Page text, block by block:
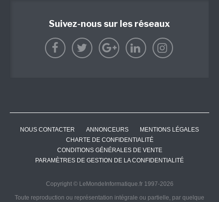
Suivez-nous sur les réseaux
NOUS CONTACTER ANNONCEURS
MENTIONS LÉGALES
CHARTE DE CONFIDENTIALITÉ
CONDITIONS GÉNÉRALES DE VENTE
PARAMÈTRES DE GESTION DE LA CONFIDENTIALITÉ
Copyright © LeMondeInformatique.fr 1997-2026
Toute reproduction ou représentation intégrale ou partielle, par quelque